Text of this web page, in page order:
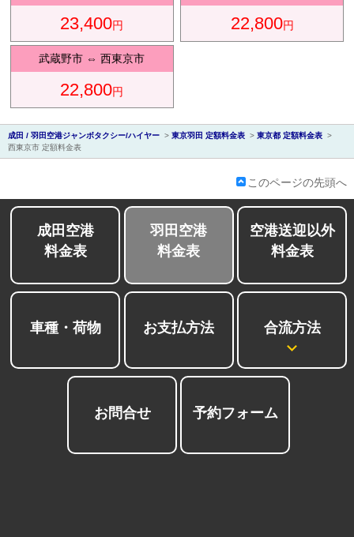
介
23,400円 22,800円
武蔵野市 ⇔西東京市
22,800円
成田 / 羽田空港ジャンボタクシー/ハイヤー > 東京羽田 定額料金表 > 東京都 定額料金表 >
西東京市 定額料金表
このページの先頭へ
成田空港
料金表
羽田空港
料金表
空港送迎以外
料金表
車種・荷物 お支払方法 合流方法
お問合せ 予約フォーム